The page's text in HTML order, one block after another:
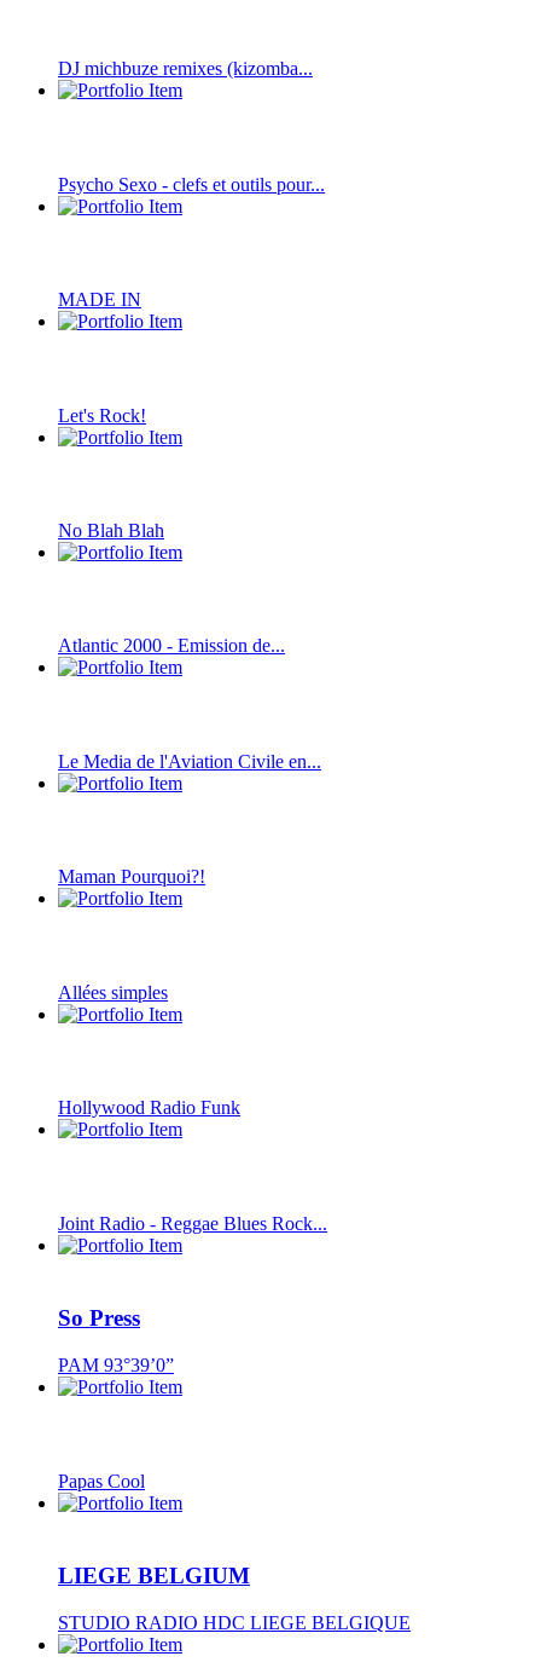
DJ michbuze remixes (kizomba...
Psycho Sexo - clefs et outils pour...
MADE IN
Let's Rock!
No Blah Blah
Atlantic 2000 - Emission de...
Le Media de l'Aviation Civile en...
Maman Pourquoi?!
Allées simples
Hollywood Radio Funk
Joint Radio - Reggae Blues Rock...
So Press
PAM 93°39’0”
Papas Cool
LIEGE BELGIUM
STUDIO RADIO HDC LIEGE BELGIQUE